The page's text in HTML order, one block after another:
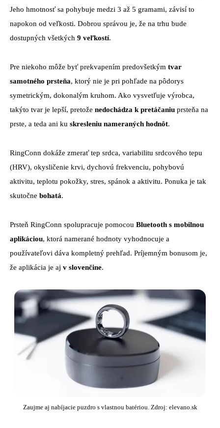
Jeho hmotnosť sa pohybuje medzi 3 až 5 gramami, závisí to
napokon od veľkosti. Dobrou správou je, že na trhu bude
dostupných všetkých 9 veľkostí.
Pre niekoho môže byť prekvapením predovšetkým tvar
samotného prsteňa, ktorý nie je pri pohľade na pôdorys
symetrickým, dokonalým kruhom. Ako vysvetľuje výrobca,
takýto tvar je lepší, pretože nedochádza k pretáčaniu prsteňa na
prste, a teda ani ku skresleniu nameraných hodnôt.
RingConn dokáže zmerať tep srdca, variabilitu srdcového tepu
(HRV), okysličenie krvi, dychovú frekvenciu, pohybovú
aktivitu, teplotu pokožky, stres, spánok a aktivitu. Ponuka je tak
skutočne bohatá.
Prsteň RingConn spolupracuje pomocou Bluetooth s mobilnou
aplikáciou, ktorá namerané hodnoty vyhodnocuje a
používateľovi dáva kompletný prehľad. Príjemným bonusom je,
že aplikácia je aj v slovenčine.
Zaujme aj nabíjacie puzdro s vlastnou batériou. Zdroj: elevano.sk